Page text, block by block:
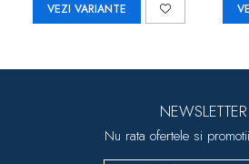
VEZI VARIANTE
NEWSLETTER
Nu rata ofertele si